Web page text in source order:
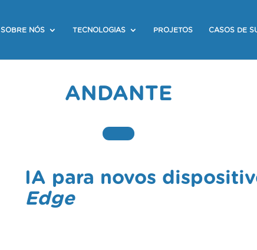
SOBRE NÓS TECNOLOGIAS PROJETOS CASOS DE
ANDANTE
IA para novos
Edge